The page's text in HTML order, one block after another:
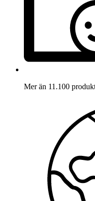
Mer än 11.100